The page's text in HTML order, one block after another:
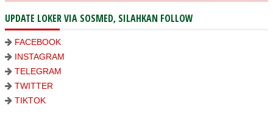
UPDATE LOKER VIA SOSMED, SILAHKAN FOLLOW
FACEBOOK
INSTAGRAM
TELEGRAM
TWITTER
TIKTOK